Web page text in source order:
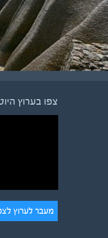
צפו בערוץ
מעבר לערוץ